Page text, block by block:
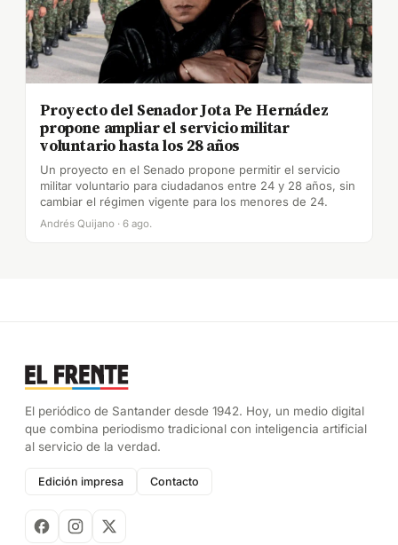
Proyecto del Senador Jota Pe Hernádez
propone ampliar el servicio militar
voluntario hasta los 28 años
Un proyecto en el Senado propone permitir el servicio
militar voluntario para ciudadanos entre 24 y 28 años, sin
cambiar el régimen vigente para los menores de 24.
Andrés Quijano · 6 ago.
El periódico de Santander desde 1942. Hoy, un medio digital
que combina periodismo tradicional con inteligencia artificial
al servicio de la verdad.
Edición impresa Contacto